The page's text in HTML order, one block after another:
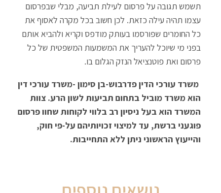
תשמש תגובה על פרסום לעילת תביעה, מבלי שבפרסום
עצמו תהיה עילה כזאת. לכן חשוב בכל מקרה לאסוף את
כל החומרים שפורסמו בעותק מודפס וקריא ולהביא אותם
בפני מי שיוכל להעריך את המשמעות המשפטית של כל
פרסום ואת פוטנציאל הנזק הגלום בו.
משרד עורכי הדין פדרבוש-בן סימון -משרד עורכי דין
הוא משרד מוביל בתחום תביעות לשון הרע. צוות
המשרד הוא בעל ניסיון רב בלווי לקוחות שחוו פרסום
פוגעני ברשת, עד למיצוי זכויותיהם על-פי חוק,
והייעוץ הראשוני ניתן ללא התחייבות.